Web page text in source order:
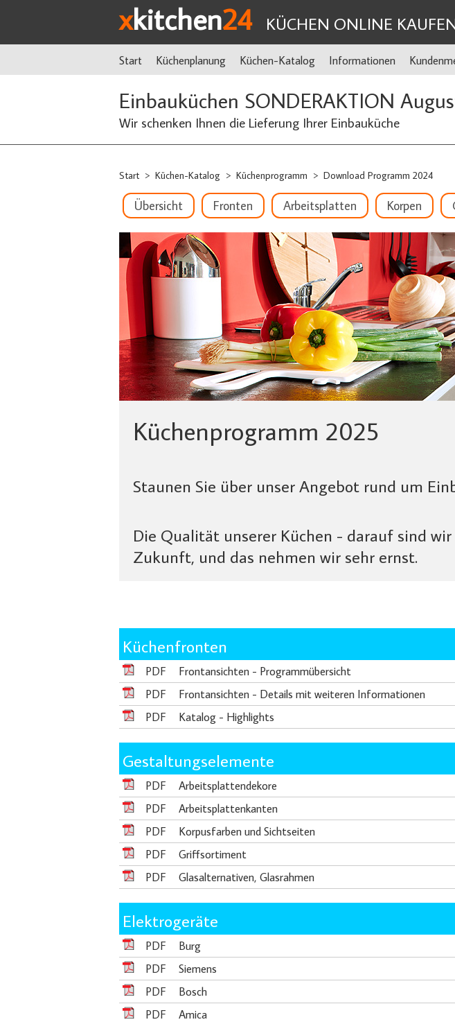
xkitchen24 KÜCHEN ONLINE
Start Küchenplanung Küchen-Katalog Informationen
Einbauküchen SONDERAKTION
Wir schenken Ihnen die Lieferung Ihrer Einbauküche
Start > Küchen-Katalog > Küchenprogramm > Download Programm 2024
Übersicht Fronten Arbeitsplatten Korpen
Küchenprogramm 2025
Staunen Sie über unser Angebot rund um
Die Qualität unserer Küchen - darauf sind
Zukunft, und das nehmen wir sehr ernst.
Küchenfronten
PDF Frontansichten - Programmübersicht
PDF Frontansichten - Details mit weiteren Informationen
PDF Katalog - Highlights
Gestaltungselemente
PDF Arbeitsplattendekore
PDF Arbeitsplattenkanten
PDF Korpusfarben und Sichtseiten
PDF Griffsortiment
PDF Glasalternativen, Glasrahmen
Elektrogeräte
PDF Burg
PDF Siemens
PDF Bosch
PDF Amica